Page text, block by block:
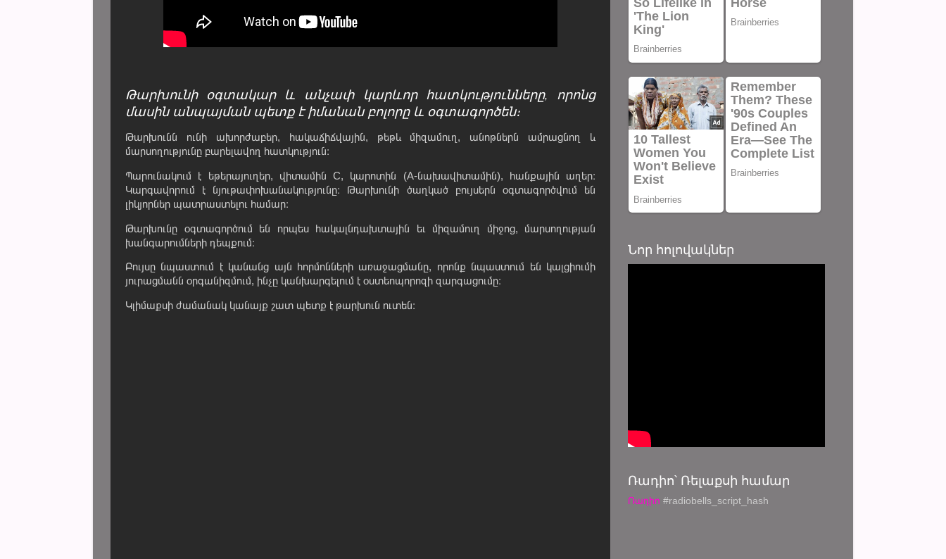
Թարխունի օգտակար և անչափ կարևոր հատկությունները, որոնց
մասին անպայման պետք է իմանան բոլորը և օգտագործեն։
Թարխունն ունի ախորժաբեր, հակաճիճվային, թեթև միզամուղ, անոթներն ամրացնող և
մարսողությունը բարելավող հատկություն։
Պարունակում է եթերայուղեր, վիտամին C, կարոտին (A-նախավիտամին), հանքային աղեր։
Կարգավորում է նյութափոխանակությունը։ Թարխունի ծաղկած բույսերն օգտագործվում են
լիկյորներ պատրաստելու համար։
Թարխունը օգտագործում են որպես հակալնդախտային եւ միզամուղ միջոց, մարսողության
խանգարումների դեպքում։
Բույսը նպաստում է կանանց այն հորմոնների առաջացմանը, որոնք նպաստում են կալցիումի
յուրացմանն օրգանիզմում, ինչը կանխարգելում է օստեոպորոզի զարգացումը։
Կլիմաքսի ժամանակ կանայք շատ պետք է թարխուն ուտեն։
Նոր հոլովակներ
Ռադիո՝ Ռելաքսի համար
Ռադիո #radiobells_script_hash